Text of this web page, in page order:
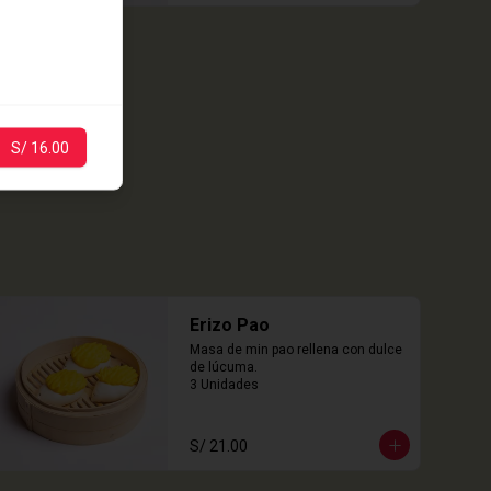
Erizo Pao
Masa de min pao rellena con dulce
de lúcuma.
3 Unidades
S/ 21.00
S/ 16.00